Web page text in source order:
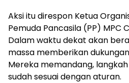
Aksi itu direspon Ketua
Pemuda Pancasila (PP) MPC
Dalam waktu dekat akan
massa memberikan
Mereka memandang,
sudah sesuai dengan aturan.